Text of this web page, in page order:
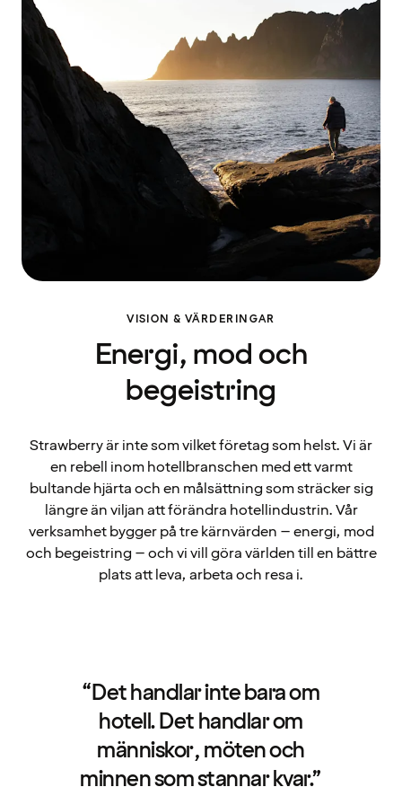
VISION & VÄRDERINGAR
Energi, mod och
begeistring
Strawberry är inte som vilket företag som helst. Vi är
en rebell inom hotellbranschen med ett varmt
bultande hjärta och en målsättning som sträcker sig
längre än viljan att förändra hotellindustrin. Vår
verksamhet bygger på tre kärnvärden – energi, mod
och begeistring – och vi vill göra världen till en bättre
plats att leva, arbeta och resa i.
“Det handlar inte bara om
hotell. Det handlar om
människor, möten och
minnen som stannar kvar.”